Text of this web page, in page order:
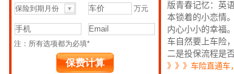
版青春记忆：英
本锁着的小恋情
内心小小的幸福
车自然要上车险
二是投保流程是
》》》车险直通车